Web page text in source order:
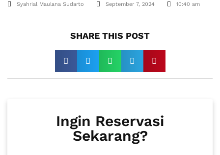
Syahrial Maulana Sudarto September 7, 2024 10:40 am
SHARE THIS POST​
Ingin Reservasi
Sekarang?